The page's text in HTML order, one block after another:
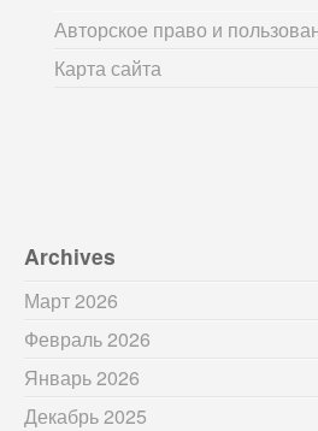
Авторское право и
Карта сайта
Archives
Март 2026
Февраль 2026
Январь 2026
Декабрь 2025